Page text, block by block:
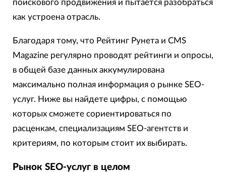
поискового продвижения и пытается разобраться
как устроена отрасль.
Благодаря тому, что Рейтинг Рунета и CMS
Magazine регулярно проводят рейтинги и опросы,
в общей базе данных аккумулирована
максимально полная информация о рынке SEO-
услуг. Ниже вы найдете цифры, с помощью
которых сможете сориентироваться по
расценкам, специализациям SEO-агентств и
критериям, по которым стоит их выбирать.
Рынок SEO-услуг в целом